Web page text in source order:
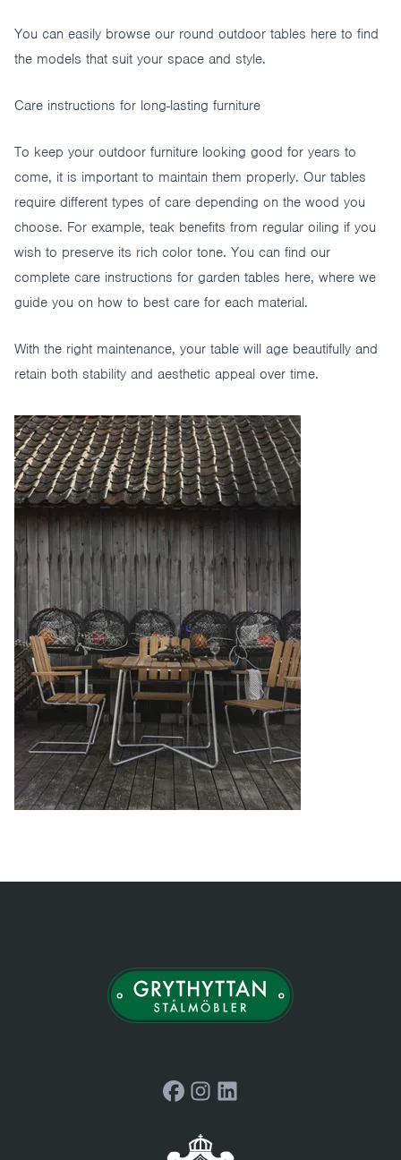
You can easily browse our round outdoor tables here to find
the models that suit your space and style.
Care instructions for long-lasting furniture
To keep your outdoor furniture looking good for years to
come, it is important to maintain them properly. Our tables
require different types of care depending on the wood you
choose. For example, teak benefits from regular oiling if you
wish to preserve its rich color tone. You can find our
complete care instructions for garden tables here, where we
guide you on how to best care for each material.
With the right maintenance, your table will age beautifully and
retain both stability and aesthetic appeal over time.
FacebookInstagramLinkedIn